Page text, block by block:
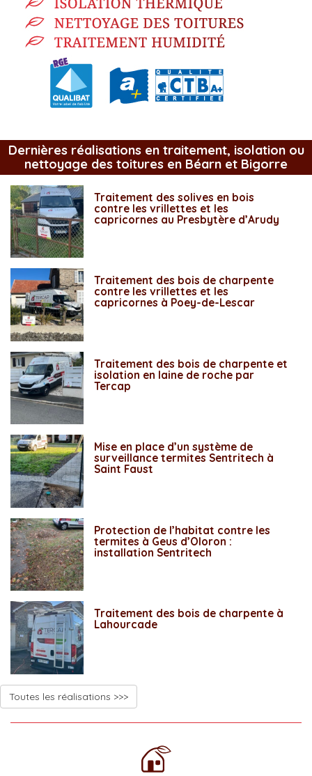
Dernières réalisations en traitement, isolation ou
nettoyage des toitures en Béarn et Bigorre
Traitement des solives en bois
contre les vrillettes et les
capricornes au Presbytère d’Arudy
Traitement des bois de charpente
contre les vrillettes et les
capricornes à Poey-de-Lescar
Traitement des bois de charpente et
isolation en laine de roche par
Tercap
Mise en place d’un système de
surveillance termites Sentritech à
Saint Faust
Protection de l’habitat contre les
termites à Geus d’Oloron :
installation Sentritech
Traitement des bois de charpente à
Lahourcade
Toutes les réalisations >>>